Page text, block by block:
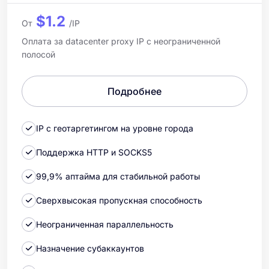
От $1.2 /IP
Оплата за datacenter proxy IP с неограниченной
полосой
Подробнее
IP с геотаргетингом на уровне города
Поддержка HTTP и SOCKS5
99,9% аптайма для стабильной работы
Сверхвысокая пропускная способность
Неограниченная параллельность
Назначение субаккаунтов